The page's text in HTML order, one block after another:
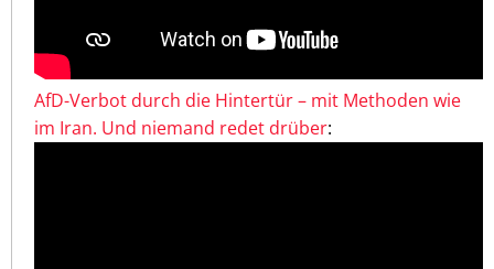
AfD-Verbot durch die Hintertür – mit Methoden wie
im Iran. Und niemand redet drüber: